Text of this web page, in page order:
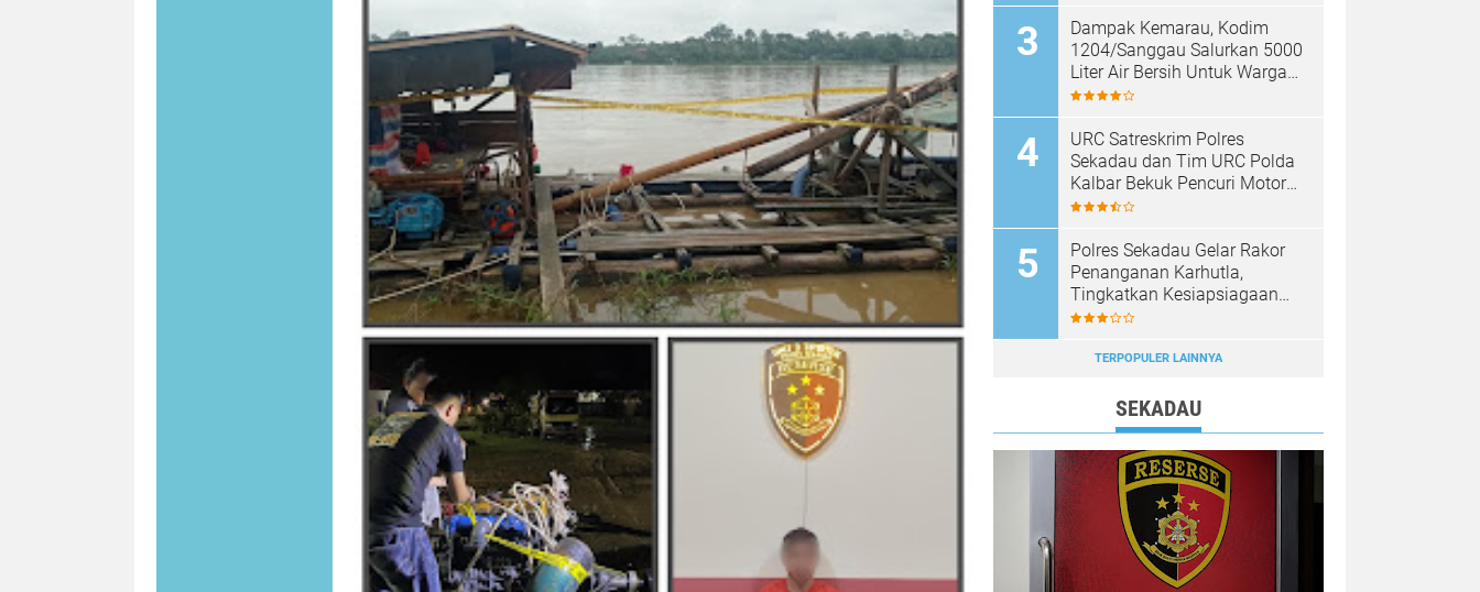
Dampak Kemarau, Kodim
1204/Sanggau Salurkan 5000
Liter Air Bersih Untuk Warga
Desa Entakai
URC Satreskrim Polres
Sekadau dan Tim URC Polda
Kalbar Bekuk Pencuri Motor
KLX, Satu Pelaku Masih
Polres Sekadau Gelar Rakor
Penanganan Karhutla,
Tingkatkan Kesiapsiagaan
Jajaran
TERPOPULER LAINNYA
SEKADAU